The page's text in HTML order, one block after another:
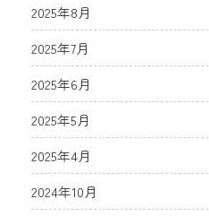
2025年8月
2025年7月
2025年6月
2025年5月
2025年4月
2024年10月